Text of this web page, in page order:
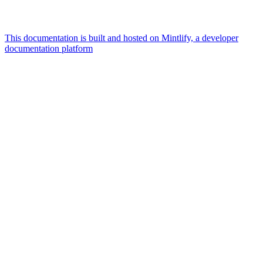
This documentation is built and hosted on Mintlify, a developer
documentation platform